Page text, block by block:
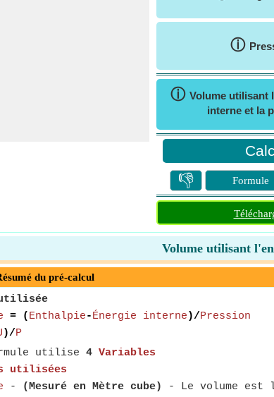
ⓘ
ⓘ Volume utilisant
interne et la
👎 Formule
Volume utilisant
du pré-calcul
utilisée
= ( Enthalpie-Énergie interne )/Pression
)/P
utilise 4 Variables
utilisées
- (Mesuré en Mètre cube)
- Le volume est